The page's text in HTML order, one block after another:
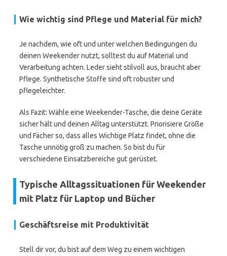
Wie wichtig sind Pflege und Material für mich?
Je nachdem, wie oft und unter welchen Bedingungen du
deinen Weekender nutzt, solltest du auf Material und
Verarbeitung achten. Leder sieht stilvoll aus, braucht aber
Pflege. Synthetische Stoffe sind oft robuster und
pflegeleichter.
Als Fazit: Wähle eine Weekender-Tasche, die deine Geräte
sicher hält und deinen Alltag unterstützt. Priorisiere Größe
und Fächer so, dass alles Wichtige Platz findet, ohne die
Tasche unnötig groß zu machen. So bist du für
verschiedene Einsatzbereiche gut gerüstet.
Typische Alltagssituationen für Weekender
mit Platz für Laptop und Bücher
Geschäftsreise mit Produktivität
Stell dir vor, du bist auf dem Weg zu einem wichtigen